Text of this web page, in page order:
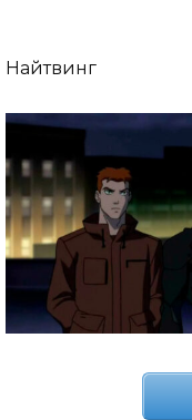
Найтвинг